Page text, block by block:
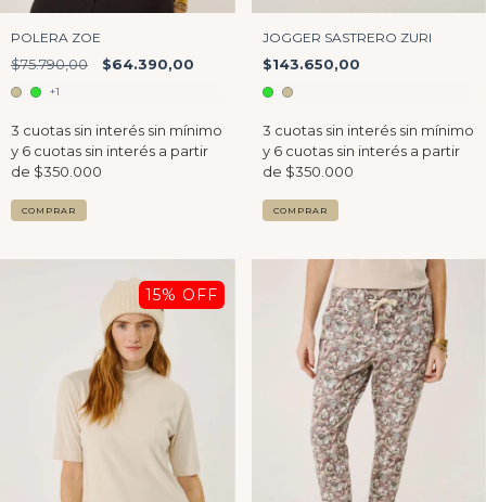
POLERA ZOE
$75.790,00 $64.390,00
+1
COMPRAR
JOGGER SASTRERO ZURI
$143.650,00
COMPRAR
15% OFF